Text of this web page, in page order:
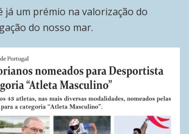
já um prémio na valorização do
do nosso mar.